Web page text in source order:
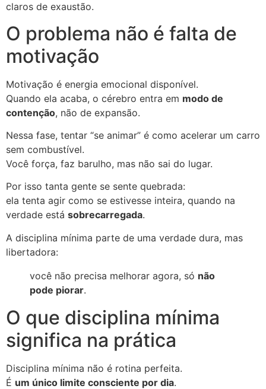
claros de exaustão.
O problema não é falta de
motivação
Motivação é energia emocional disponível.
Quando ela acaba, o cérebro entra em modo de
contenção, não de expansão.
Nessa fase, tentar “se animar” é como acelerar um carro
sem combustível.
Você força, faz barulho, mas não sai do lugar.
Por isso tanta gente se sente quebrada:
ela tenta agir como se estivesse inteira, quando na
verdade está sobrecarregada.
A disciplina mínima parte de uma verdade dura, mas
libertadora:
você não precisa melhorar agora, só não
pode piorar.
O que disciplina mínima
significa na prática
Disciplina mínima não é rotina perfeita.
É um único limite consciente por dia.